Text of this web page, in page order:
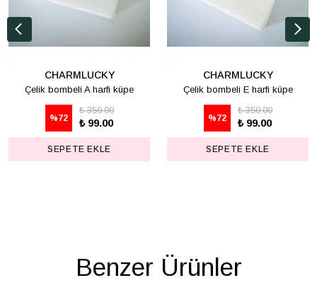
CHARMLUCKY
Çelik bombeli A harfi küpe
%72
₺ 350.00
₺ 99.00
SEPETE EKLE
CHARMLUCKY
Çelik bombeli E harfi küpe
%72
₺ 350.00
₺ 99.00
SEPETE EKLE
Benzer Ürünler